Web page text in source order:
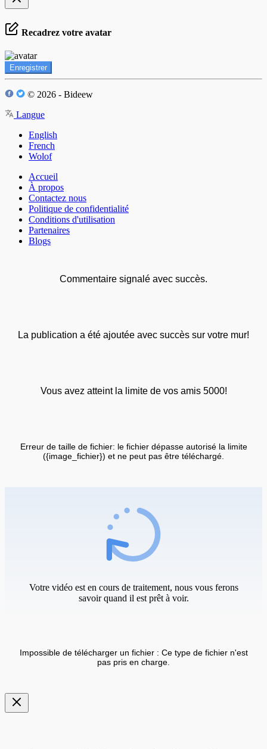
Recadrez votre avatar
Enregistrer
© 2026 - Bideew
Langue
English
French
Wolof
Accueil
À propos
Contactez nous
Politique de confidentialité
Conditions d'utilisation
Partenaires
Blogs
Commentaire signalé avec succès.
La publication a été ajoutée avec succès sur votre mur!
Vous avez atteint la limite de vos amis 5000!
Erreur de taille de fichier: le fichier dépasse autorisé la limite
({image_fichier}) et ne peut pas être téléchargé.
Votre vidéo est en cours de traitement, nous vous ferons
savoir quand il est prêt à voir.
Impossible de télécharger un fichier : Ce type de fichier n'est
pas pris en charge.